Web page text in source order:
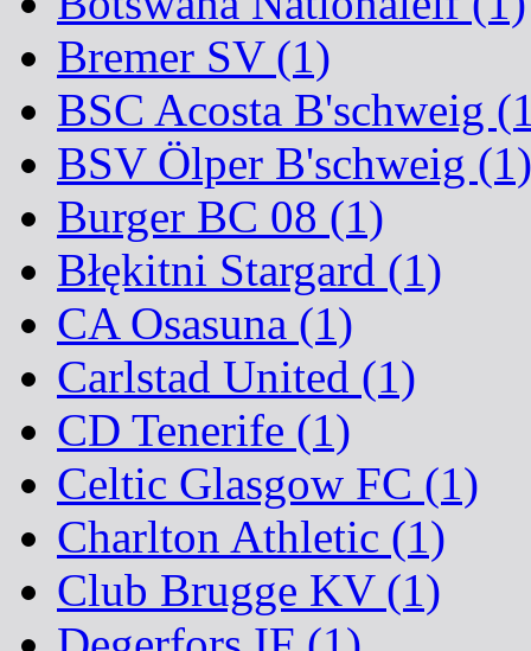
Bremer SV (1)
BSC Acosta B'schweig
BSV Ölper B'schweig (1)
Burger BC 08 (1)
Błękitni Stargard (1)
CA Osasuna (1)
Carlstad United (1)
CD Tenerife (1)
Celtic Glasgow FC (1)
Charlton Athletic (1)
Club Brugge KV (1)